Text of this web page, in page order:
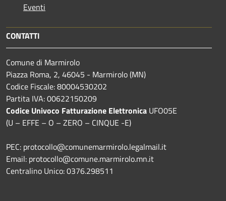
Eventi
CONTATTI
Comune di Marmirolo
Piazza Roma, 2, 46045 - Marmirolo (MN)
Codice Fiscale: 80004530202
Partita IVA: 00622150209
Codice Univoco Fatturazione Elettronica UFO05E
(U – EFFE – O – ZERO – CINQUE -E)
PEC: protocollo@comunemarmirolo.legalmail.it
Email: protocollo@comune.marmirolo.mn.it
Centralino Unico: 0376.298511